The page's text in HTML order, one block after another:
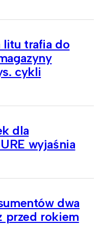
litu trafia do
cykli
dla
wyjaśnia
dwa
przed rokiem